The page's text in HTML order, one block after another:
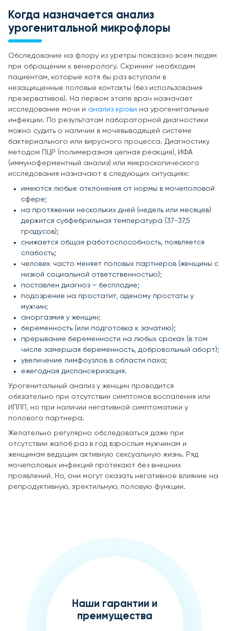
Когда назначается анализ
урогенитальной микрофлоры
Обследование на флору из уретры показано всем людям
при обращении к венерологу. Скрининг необходим
пациентам, которые хотя бы раз вступали в
незащищенные половые контакты (без использования
презервативов). На первом этапе врач назначает
исследование мочи и анализ крови на урогенитальные
инфекции. По результатам лабораторной диагностики
можно судить о наличии в мочевыводящей системе
бактериального или вирусного процесса. Диагностику
методом ПЦР (полимеразная цепная реакция), ИФА
(иммуноферментный анализ) или микроскопического
исследования назначают в следующих ситуациях:
имеются любые отклонения от нормы в мочеполовой
сфере;
на протяжении нескольких дней (недель или месяцев)
держится субфебрильная температура (37-37,5
градусов);
снижается общая работоспособность, появляется
слабость;
человек часто меняет половых партнеров (женщины с
низкой социальной ответственностью);
поставлен диагноз – бесплодие;
подозрение на простатит, аденому простаты у
мужчин;
аноргазмия у женщин;
беременность (или подготовка к зачатию);
прерывание беременности на любых сроках (в том
числе замершая беременность, добровольный аборт);
увеличение лимфоузлов в области паха;
ежегодная диспансеризация.
Урогенитальный анализ у женщин проводится
обязательно при отсутствии симптомов воспаления или
ИППП, но при наличии негативной симптоматики у
полового партнера.
Желательно регулярно обследоваться даже при
отсутствии жалоб раз в год взрослым мужчинам и
женщинам ведущим активную сексуальную жизнь. Ряд
мочеполовых инфекций протекают без внешних
проявлений. Но, они могут оказать негативное влияние на
репродуктивную, эректильную, половую функции.
Наши гарантии и
преимущества